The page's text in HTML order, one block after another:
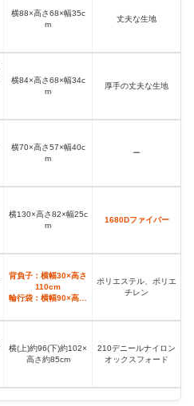
横88×高さ68×幅35c
m
丈夫な生地
横84×高さ68×幅34c
m
厚手の丈夫な生地
横70×高さ57×幅40c
m
ー
横130×高さ82×幅25c
m
1680Dファイバー
背負子：横幅30×高さ
110cm
輪行袋：横幅90×高さ
ポリエステル、ポリエ
チレン
横(上)約96(下)約102×
高さ約85cm
210デニールナイロン
オックスフォード